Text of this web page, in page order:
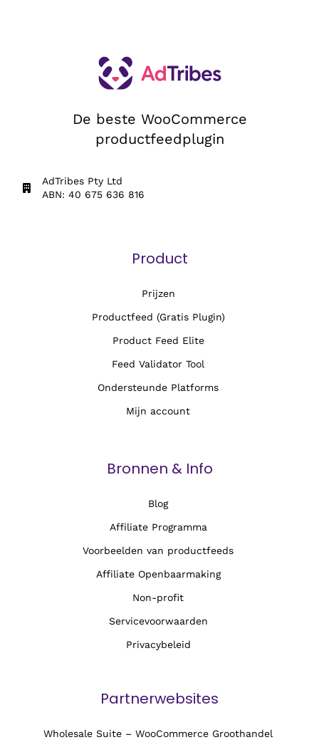
De beste WooCommerce
productfeedplugin
AdTribes Pty Ltd
ABN: 40 675 636 816
Product
Prijzen
Productfeed (Gratis Plugin)
Product Feed Elite
Feed Validator Tool
Ondersteunde Platforms
Mijn account
Bronnen & Info
Blog
Affiliate Programma
Voorbeelden van productfeeds
Affiliate Openbaarmaking
Non-profit
Servicevoorwaarden
Privacybeleid
Partnerwebsites
Wholesale Suite – WooCommerce Groothandel